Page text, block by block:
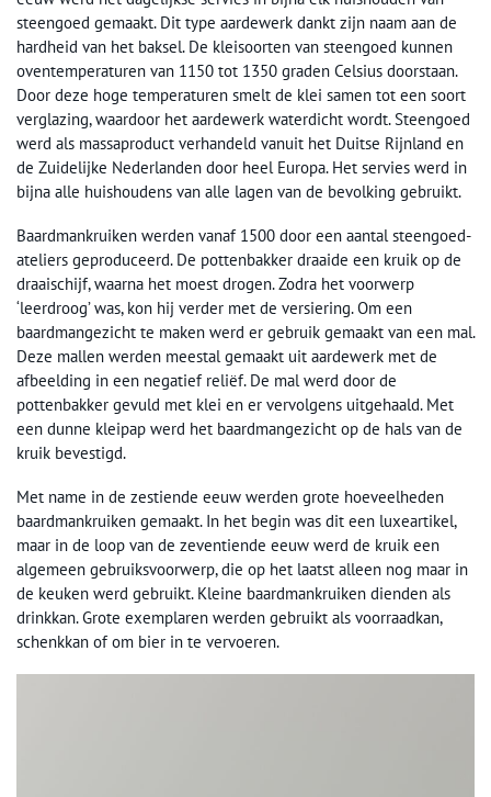
steengoed gemaakt. Dit type aardewerk dankt zijn naam aan de
hardheid van het baksel. De kleisoorten van steengoed kunnen
oventemperaturen van 1150 tot 1350 graden Celsius doorstaan.
Door deze hoge temperaturen smelt de klei samen tot een soort
verglazing, waardoor het aardewerk waterdicht wordt. Steengoed
werd als massaproduct verhandeld vanuit het Duitse Rijnland en
de Zuidelijke Nederlanden door heel Europa. Het servies werd in
bijna alle huishoudens van alle lagen van de bevolking gebruikt.
Baardmankruiken werden vanaf 1500 door een aantal steengoed-
ateliers geproduceerd. De pottenbakker draaide een kruik op de
draaischijf, waarna het moest drogen. Zodra het voorwerp
‘leerdroog’ was, kon hij verder met de versiering. Om een
baardmangezicht te maken werd er gebruik gemaakt van een mal.
Deze mallen werden meestal gemaakt uit aardewerk met de
afbeelding in een negatief reliëf. De mal werd door de
pottenbakker gevuld met klei en er vervolgens uitgehaald. Met
een dunne kleipap werd het baardmangezicht op de hals van de
kruik bevestigd.
Met name in de zestiende eeuw werden grote hoeveelheden
baardmankruiken gemaakt. In het begin was dit een luxeartikel,
maar in de loop van de zeventiende eeuw werd de kruik een
algemeen gebruiksvoorwerp, die op het laatst alleen nog maar in
de keuken werd gebruikt. Kleine baardmankruiken dienden als
drinkkan. Grote exemplaren werden gebruikt als voorraadkan,
schenkkan of om bier in te vervoeren.